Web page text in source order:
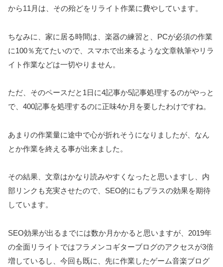
から11月は、その殆どをリライト作業に費やしています。
ちなみに、家に居る時間は、楽器の練習と、PCが必須の作業
に100％充てたいので、スマホで出来るような文章執筆やリラ
イト作業などは一切やりません。
ただ、そのペースだと1日に4記事か5記事処理するのがやっと
で、400記事を処理するのに正味4か月を要したわけですね。
あまりの作業量に途中で心が折れそうになりましたが、なん
とか作業を終える事が出来ました。
その結果、文章はかなり読みやすくなったと思いますし、内
部リンクも充実させたので、SEO的にもプラスの効果を期待
しています。
SEO効果が出るまでには数か月かかると思いますが、2019年
の全面リライトではフラメンコギターブログのアクセスが3倍
増しているし、今回も既に、先に作業したゲーム音楽ブログ